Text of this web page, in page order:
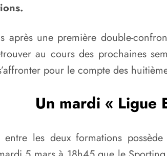
après une première double-
au cours des prochaines
pour le compte des
Un mardi « Ligue
les deux formations